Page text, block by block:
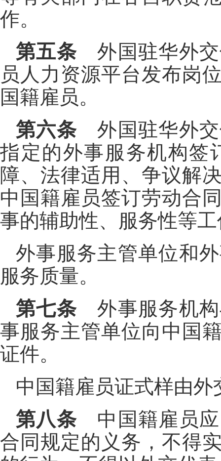
作。
第五条外国驻华外交
员人力资源平台发布岗
国籍雇员。
第六条外国驻华外交
指定的外事服务机构签
障、法律适用、争议解
中国籍雇员签订劳动合
事的辅助性、服务性等
外事服务主管单位和
服务质量。
第七条外事服务机构
事服务主管单位向中国
证件。
中国籍雇员证式样由外
第八条中国籍雇员应
合同规定的义务，不得